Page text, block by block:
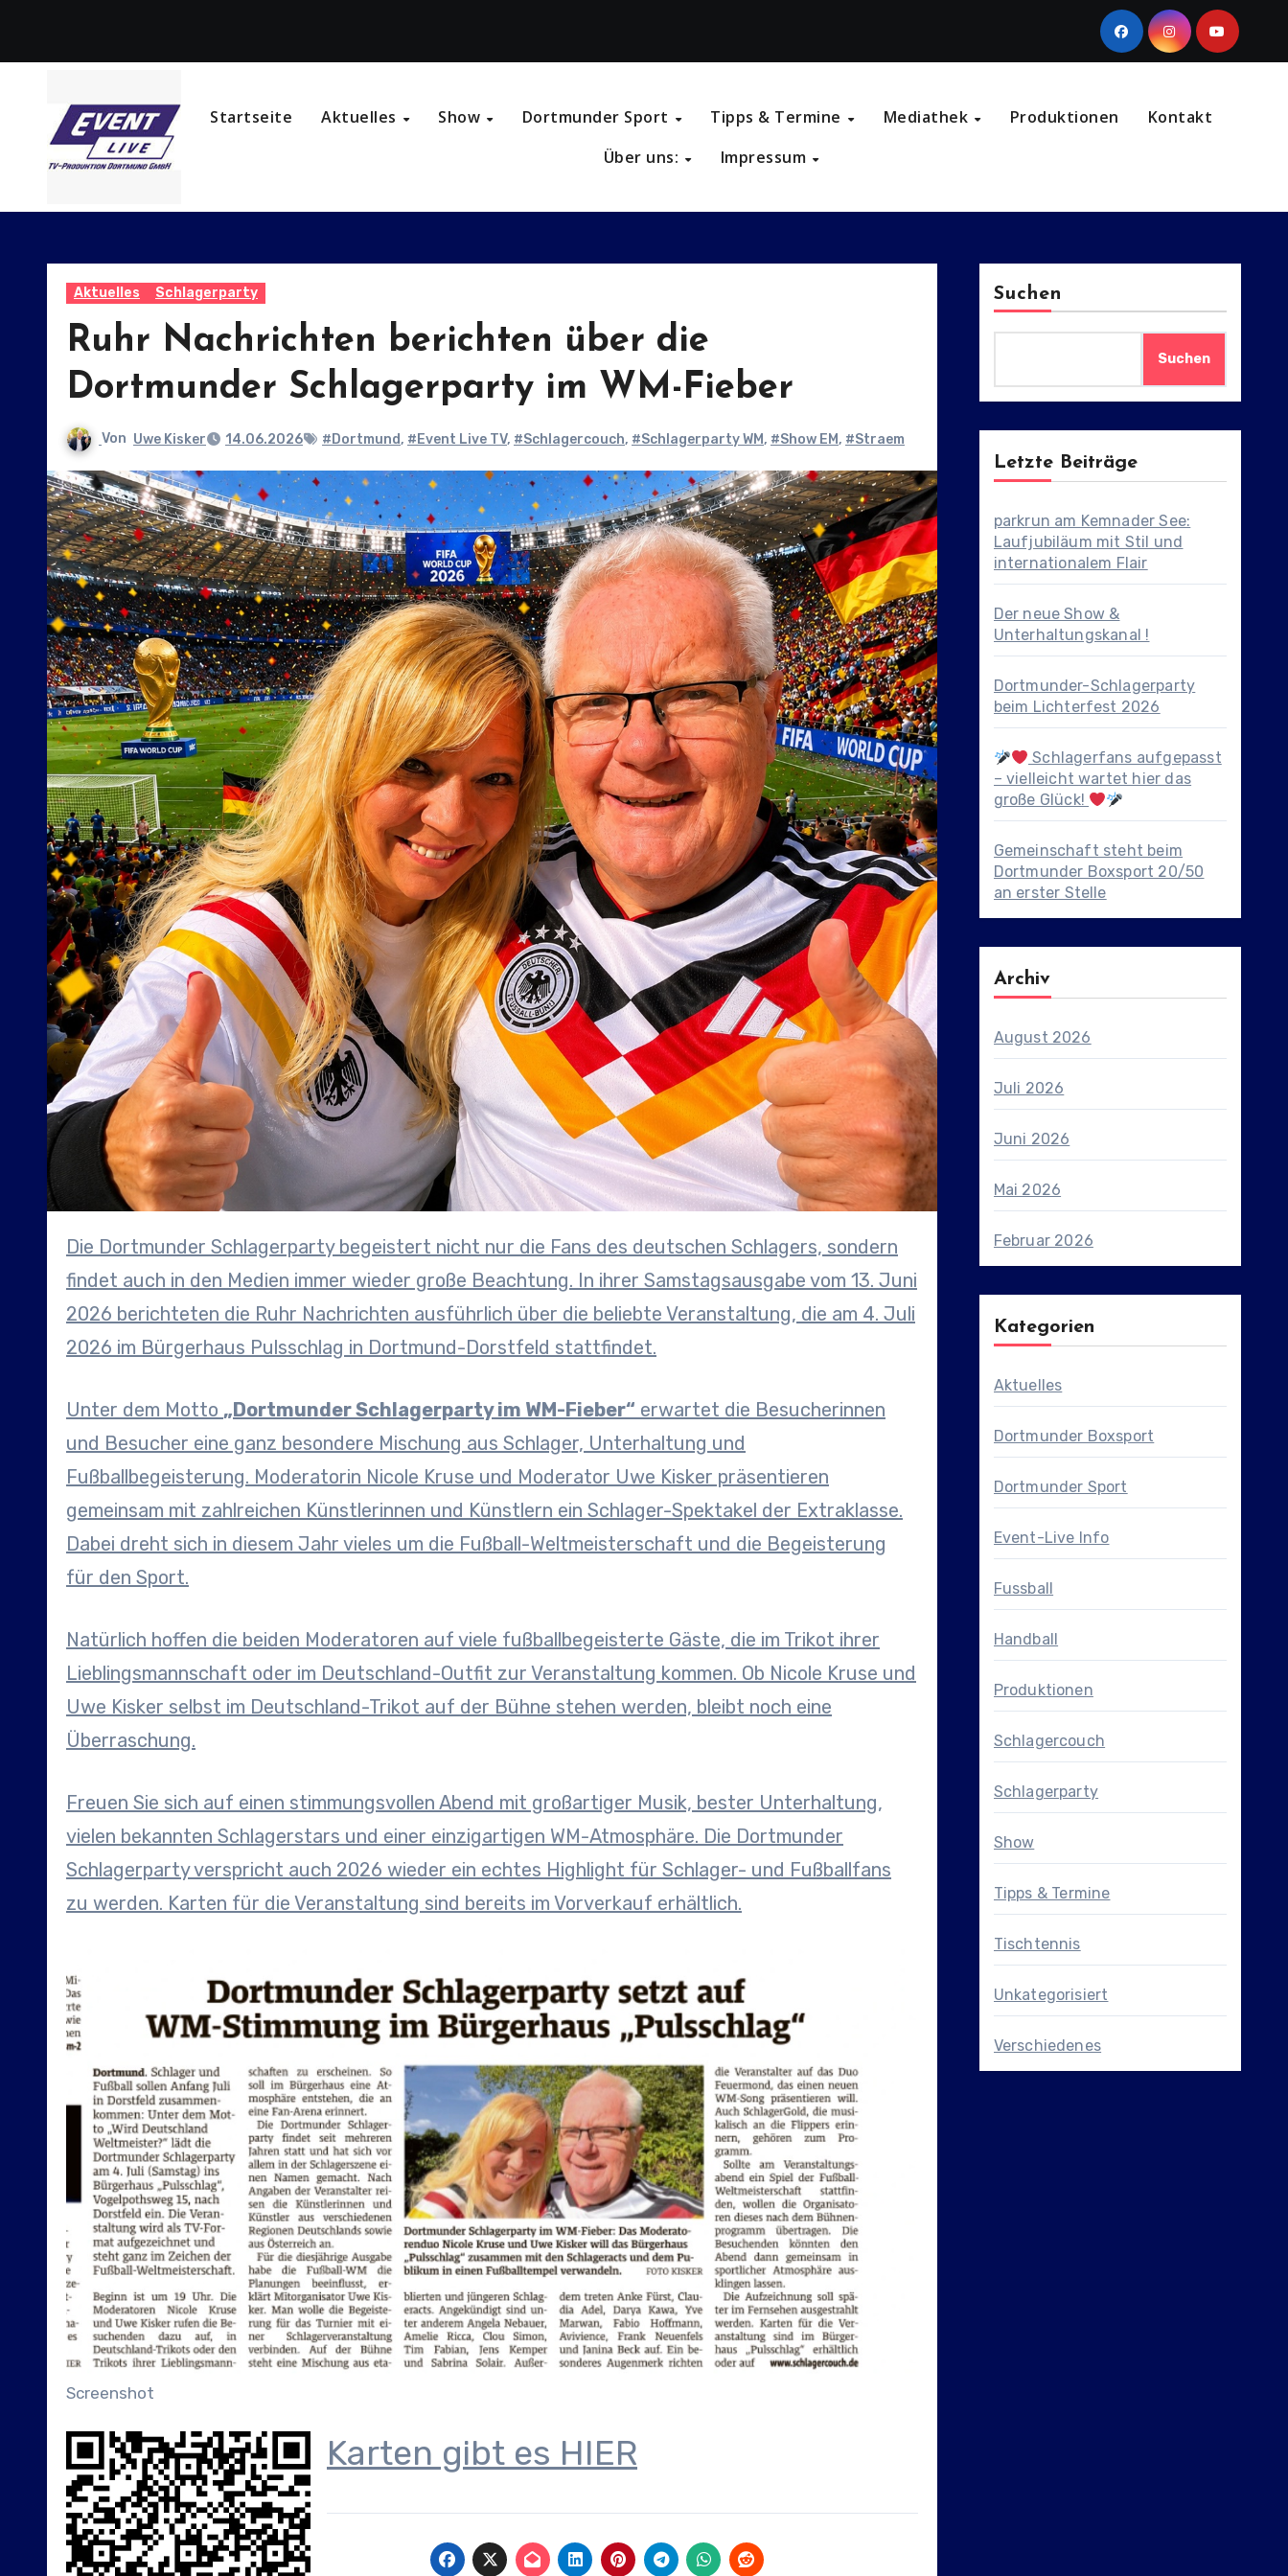
springen
Startseite Aktuelles Show Dortmunder Sport Tipps & Termine Mediathek Produktionen
Kontakt
Über uns:
Impressum
Aktuelles Schlagerparty
Ruhr Nachrichten berichten über die
Dortmunder Schlagerparty im WM-Fieber
Von Uwe Kisker 14.06.2026 #Dortmund, #Event Live TV, #Schlagercouch, #Schlagerparty WM, #Show EM, #Straem
Die Dortmunder Schlagerparty begeistert nicht nur die Fans des deutschen Schlagers, sondern
findet auch in den Medien immer wieder große Beachtung. In ihrer Samstagsausgabe vom 13. Juni
2026 berichteten die Ruhr Nachrichten ausführlich über die beliebte Veranstaltung, die am 4. Juli
2026 im Bürgerhaus Pulsschlag in Dortmund-Dorstfeld stattfindet.
Unter dem Motto „Dortmunder Schlagerparty im WM-Fieber“ erwartet die Besucherinnen
und Besucher eine ganz besondere Mischung aus Schlager, Unterhaltung und
Fußballbegeisterung. Moderatorin Nicole Kruse und Moderator Uwe Kisker präsentieren
gemeinsam mit zahlreichen Künstlerinnen und Künstlern ein Schlager-Spektakel der Extraklasse.
Dabei dreht sich in diesem Jahr vieles um die Fußball-Weltmeisterschaft und die Begeisterung
für den Sport.
Natürlich hoffen die beiden Moderatoren auf viele fußballbegeisterte Gäste, die im Trikot ihrer
Lieblingsmannschaft oder im Deutschland-Outfit zur Veranstaltung kommen. Ob Nicole Kruse und
Uwe Kisker selbst im Deutschland-Trikot auf der Bühne stehen werden, bleibt noch eine
Überraschung.
Freuen Sie sich auf einen stimmungsvollen Abend mit großartiger Musik, bester Unterhaltung,
vielen bekannten Schlagerstars und einer einzigartigen WM-Atmosphäre. Die Dortmunder
Schlagerparty verspricht auch 2026 wieder ein echtes Highlight für Schlager- und Fußballfans
zu werden. Karten für die Veranstaltung sind bereits im Vorverkauf erhältlich.
Screenshot
Karten gibt es HIER
Suchen
Suchen
Letzte Beiträge
parkrun am Kemnader See:
Laufjubiläum mit Stil und
internationalem Flair
Der neue Show &
Unterhaltungskanal !
Dortmunder-Schlagerparty
beim Lichterfest 2026
Schlagerfans aufgepasst
– vielleicht wartet hier das
große Glück!
Gemeinschaft steht beim
Dortmunder Boxsport 20/50
an erster Stelle
Archiv
August 2026
Juli 2026
Juni 2026
Mai 2026
Februar 2026
Kategorien
Aktuelles
Dortmunder Boxsport
Dortmunder Sport
Event-Live Info
Fussball
Handball
Produktionen
Schlagercouch
Schlagerparty
Show
Tipps & Termine
Tischtennis
Unkategorisiert
Verschiedenes